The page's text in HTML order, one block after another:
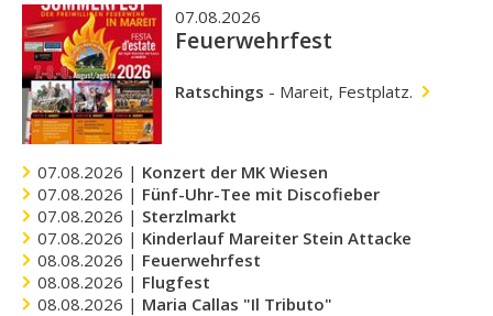
07.08.2026
Feuerwehrfest
Ratschings - Mareit, Festplatz.
07.08.2026 | Konzert der MK Wiesen
07.08.2026 | Fünf-Uhr-Tee mit Discofieber
07.08.2026 | Sterzlmarkt
07.08.2026 | Kinderlauf Mareiter Stein Attacke
08.08.2026 | Feuerwehrfest
08.08.2026 | Flugfest
08.08.2026 | Maria Callas "Il Tributo"